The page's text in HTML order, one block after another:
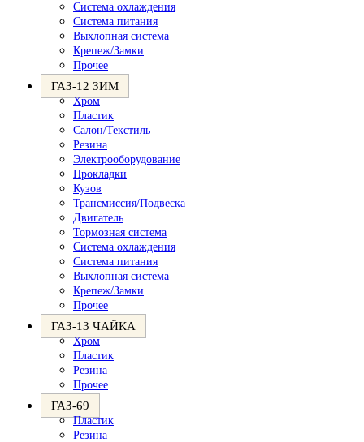
Система охлаждения
Система питания
Выхлопная система
Крепеж/Замки
Прочее
ГАЗ-12 ЗИМ
Хром
Пластик
Салон/Текстиль
Резина
Электрооборудование
Прокладки
Кузов
Трансмиссия/Подвеска
Двигатель
Тормозная система
Система охлаждения
Система питания
Выхлопная система
Крепеж/Замки
Прочее
ГАЗ-13 ЧАЙКА
Хром
Пластик
Резина
Прочее
ГАЗ-69
Пластик
Резина